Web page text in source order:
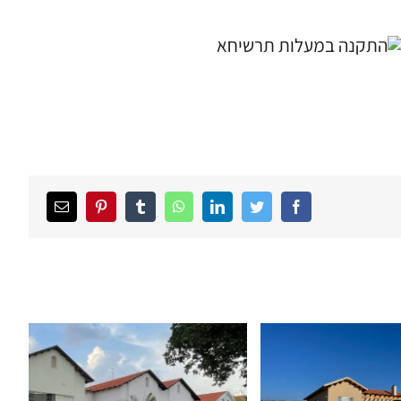
Facebook
Twitter
LinkedIn
WhatsApp
Tumblr
Pinterestכתובת